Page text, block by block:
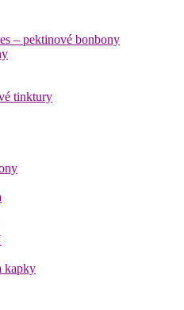
– pektinové bonbony
tinktury
kapky